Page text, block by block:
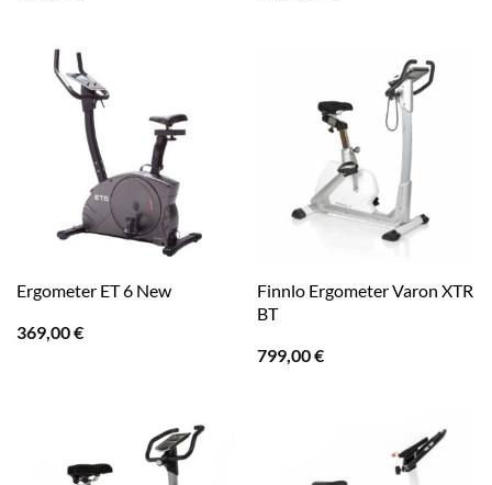
Ergometer ET 6 New
369,00€
Finnlo Ergometer Varon XTR
BT
799,00€